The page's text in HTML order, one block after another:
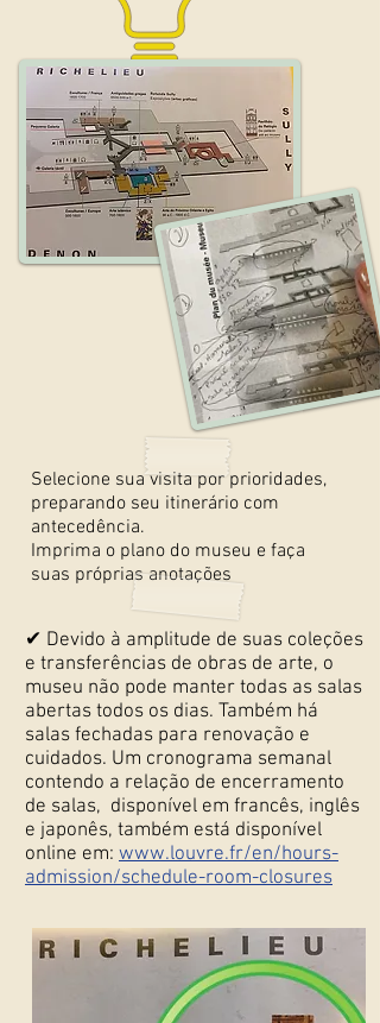
Selecione sua visita por prioridades,
preparando seu itinerário com
antecedência.
Imprima o plano do museu e faça
suas próprias anotações
✔ Devido à amplitude de suas coleções
e transferências de obras de arte, o
museu não pode manter todas as salas
abertas todos os dias. Também há
salas fechadas para renovação e
cuidados. Um cronograma semanal
contendo a relação de encerramento
de salas, disponível em francês, inglês
e japonês, também está disponível
online em: www.louvre.fr/en/hours-
admission/schedule-room-closures